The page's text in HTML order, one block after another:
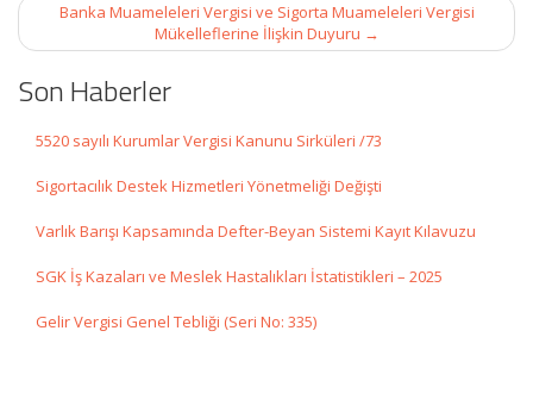
Banka Muameleleri Vergisi ve Sigorta Muameleleri Vergisi
Mükelleflerine İlişkin Duyuru →
Son Haberler
5520 sayılı Kurumlar Vergisi Kanunu Sirküleri /73
Sigortacılık Destek Hizmetleri Yönetmeliği Değişti
Varlık Barışı Kapsamında Defter-Beyan Sistemi Kayıt Kılavuzu
SGK İş Kazaları ve Meslek Hastalıkları İstatistikleri – 2025
Gelir Vergisi Genel Tebliği (Seri No: 335)